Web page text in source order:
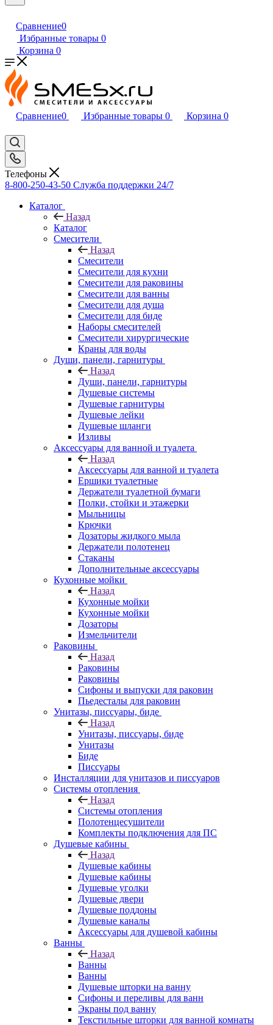
Сравнение0
Избранные товары 0
Корзина 0
Сравнение0 Избранные товары 0 Корзина 0
Телефоны
8-800-250-43-50 Служба поддержки 24/7
Каталог
Назад
Каталог
Смесители
Назад
Смесители
Смесители для кухни
Смесители для раковины
Смесители для ванны
Смесители для душа
Смесители для биде
Наборы смесителей
Смесители хирургические
Краны для воды
Души, панели, гарнитуры
Назад
Души, панели, гарнитуры
Душевые системы
Душевые гарнитуры
Душевые лейки
Душевые шланги
Изливы
Аксессуары для ванной и туалета
Назад
Аксессуары для ванной и туалета
Ершики туалетные
Держатели туалетной бумаги
Полки, стойки и этажерки
Мыльницы
Крючки
Дозаторы жидкого мыла
Держатели полотенец
Стаканы
Дополнительные аксессуары
Кухонные мойки
Назад
Кухонные мойки
Кухонные мойки
Дозаторы
Измельчители
Раковины
Назад
Раковины
Раковины
Сифоны и выпуски для раковин
Пьедесталы для раковин
Унитазы, писсуары, биде
Назад
Унитазы, писсуары, биде
Унитазы
Биде
Писсуары
Инсталляции для унитазов и писсуаров
Системы отопления
Назад
Системы отопления
Полотенцесушители
Комплекты подключения для ПС
Душевые кабины
Назад
Душевые кабины
Душевые кабины
Душевые уголки
Душевые двери
Душевые поддоны
Душевые каналы
Аксессуары для душевой кабины
Ванны
Назад
Ванны
Ванны
Душевые шторки на ванну
Сифоны и переливы для ванн
Экраны под ванну
Текстильные шторки для ванной комнаты